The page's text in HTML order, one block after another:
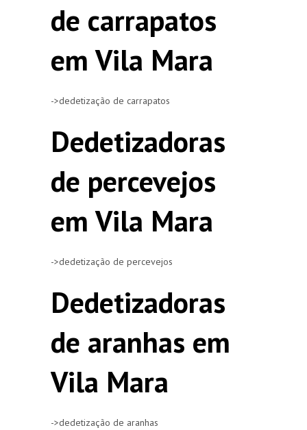
de carrapatos
em Vila Mara
->dedetização de carrapatos
Dedetizadoras
de percevejos
em Vila Mara
->dedetização de percevejos
Dedetizadoras
de aranhas em
Vila Mara
->dedetização de aranhas